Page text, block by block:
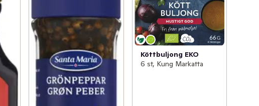
Köttbuljong EKO
6 st, Kung Markatta